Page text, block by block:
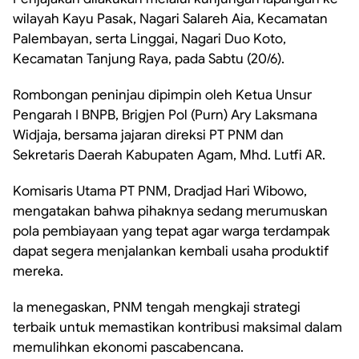
wilayah Kayu Pasak, Nagari Salareh Aia, Kecamatan
Palembayan, serta Linggai, Nagari Duo Koto,
Kecamatan Tanjung Raya, pada Sabtu (20/6).
Rombongan peninjau dipimpin oleh Ketua Unsur
Pengarah I BNPB, Brigjen Pol (Purn) Ary Laksmana
Widjaja, bersama jajaran direksi PT PNM dan
Sekretaris Daerah Kabupaten Agam, Mhd. Lutfi AR.
Komisaris Utama PT PNM, Dradjad Hari Wibowo,
mengatakan bahwa pihaknya sedang merumuskan
pola pembiayaan yang tepat agar warga terdampak
dapat segera menjalankan kembali usaha produktif
mereka.
Ia menegaskan, PNM tengah mengkaji strategi
terbaik untuk memastikan kontribusi maksimal dalam
memulihkan ekonomi pascabencana.